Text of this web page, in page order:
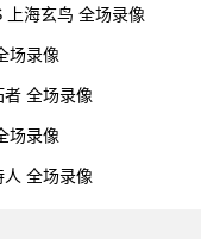
上海玄鸟 全场录像
场录像
全场录像
场录像
全场录像